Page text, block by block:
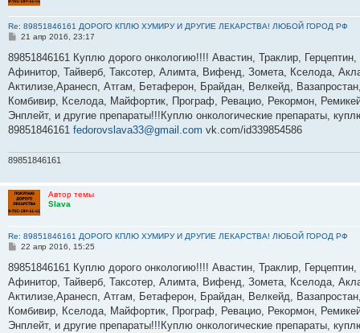
Re: 89851846161 ДОРОГО КПЛЮ ХУМИРУ И ДРУГИЕ ЛЕКАРСТВА! ЛЮБОЙ ГОРОД РФ
С
о
щ
е
и
е
21 апр 2016, 23:17
89851846161 Куплю дорого онкологию!!!! Авастин, Траклир,
Афинитор, Тайверб, Таксотер, Алимта, Вифенд, Зомета, Кселода,
Актилизе,Аранесп, Атгам, Бетаферон, Брайдан, Велкейд,
Комбивир, Кселода, Майфортик, Програф, Ревацио, Рекормон,
Энплейт, и другие препараты!!!Куплю онкологические препараты,
89851846161 fedorovslava33@gmail.com vk.com/id339854586
89851846161
Автор темы
Slava
Re: 89851846161 ДОРОГО КПЛЮ ХУМИРУ И ДРУГИЕ ЛЕКАРСТВА! ЛЮБОЙ ГОРОД РФ
С
о
щ
е
и
е
22 апр 2016, 15:25
89851846161 Куплю дорого онкологию!!!! Авастин, Траклир,
Афинитор, Тайверб, Таксотер, Алимта, Вифенд, Зомета, Кселода,
Актилизе,Аранесп, Атгам, Бетаферон, Брайдан, Велкейд,
Комбивир, Кселода, Майфортик, Програф, Ревацио, Рекормон,
Энплейт, и другие препараты!!!Куплю онкологические препараты,